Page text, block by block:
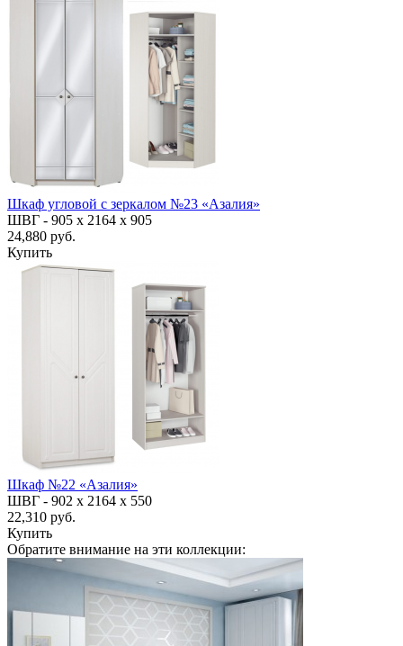
Шкаф угловой с зеркалом №23 «Азалия»
ШВГ - 905 х 2164 х 905
24,880 руб.
Купить
Шкаф №22 «Азалия»
ШВГ - 902 х 2164 х 550
22,310 руб.
Купить
Обратите внимание на эти коллекции: